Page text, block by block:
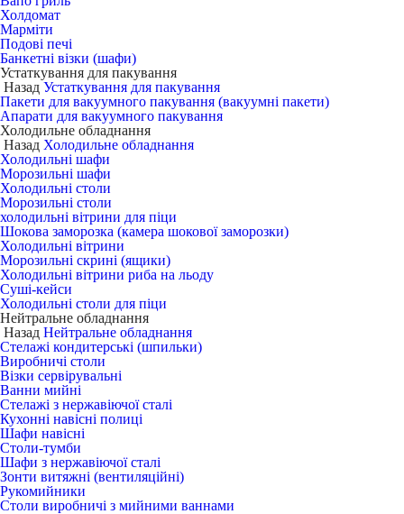
Холдомат
Марміти
Подові печі
Банкетні візки (шафи)
Устаткування для пакування
Назад Устаткування для пакування
Пакети для вакуумного пакування (вакуумні пакети)
Апарати для вакуумного пакування
Холодильне обладнання
Назад Холодильне обладнання
Холодильні шафи
Морозильні шафи
Холодильні столи
Морозильні столи
холодильні вітрини для піци
Шокова заморозка (камера шокової заморозки)
Холодильні вітрини
Морозильні скрині (ящики)
Холодильні вітрини риба на льоду
Суші-кейси
Холодильні столи для піци
Нейтральне обладнання
Назад Нейтральне обладнання
Стелажі кондитерські (шпильки)
Виробничі столи
Візки сервірувальні
Ванни мийні
Стелажі з нержавіючої сталі
Кухонні навісні полиці
Шафи навісні
Столи-тумби
Шафи з нержавіючої сталі
Зонти витяжні (вентиляційні)
Рукомийники
Столи виробничі з мийними ваннами